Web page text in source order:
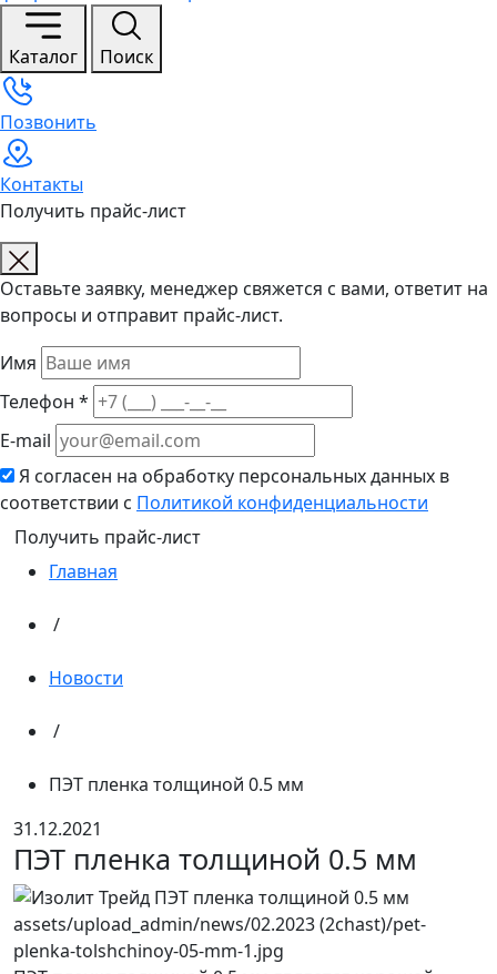
Каталог Поиск
Позвонить
Контакты
Получить прайс-лист
Оставьте заявку, менеджер свяжется с вами, ответит на
вопросы и отправит прайс-лист.
Имя
Телефон *
E-mail
Я согласен на обработку персональных данных в
соответствии с Политикой конфиденциальности
Получить прайс-лист
Главная
/
Новости
/
ПЭТ пленка толщиной 0.5 мм
31.12.2021
ПЭТ пленка толщиной 0.5 мм